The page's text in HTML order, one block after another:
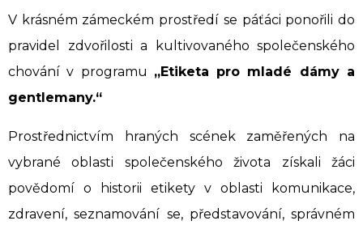
V krásném zámeckém prostředí se páťáci ponořili do
pravidel zdvořilosti a kultivovaného společenského
chování v programu „Etiketa pro mladé dámy a
gentlemany.“
Prostřednictvím hraných scének zaměřených na
vybrané oblasti společenského života získali žáci
povědomí o historii etikety v oblasti komunikace,
zdravení, seznamování se, představování, správném